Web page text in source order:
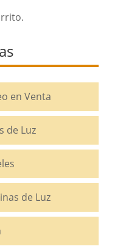
en Venta
de Luz
de Luz